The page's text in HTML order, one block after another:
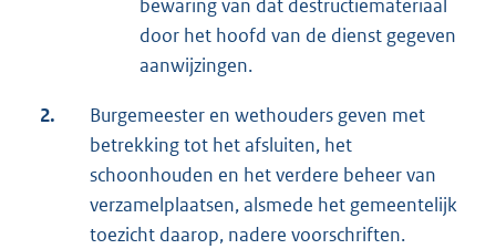
bewaring van dat destructiemateriaal
door het hoofd van de dienst gegeven
aanwijzingen.
2.
Burgemeester en wethouders geven met
betrekking tot het afsluiten, het
schoonhouden en het verdere beheer van
verzamelplaatsen, alsmede het gemeentelijk
toezicht daarop, nadere voorschriften.